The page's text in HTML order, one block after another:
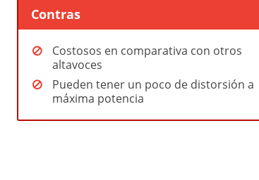
Contras
Costosos en comparativa con otros
altavoces
Pueden tener un poco de distorsión a
máxima potencia